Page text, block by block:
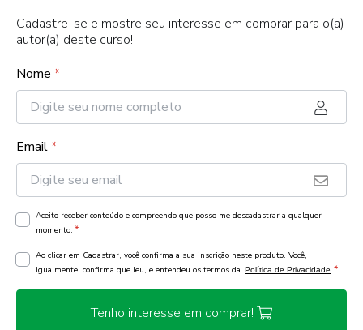
Cadastre-se e mostre seu interesse em comprar para o(a)
autor(a) deste curso!
Nome *
Email*
Aceito receber conteúdo e compreendo que posso me descadastrar a qualquer
momento. *
Ao clicar em Cadastrar, você confirma a sua inscrição neste produto. Você,
igualmente, confirma que leu, e entendeu os termos da Política de Privacidade *
Tenho interesse em comprar!